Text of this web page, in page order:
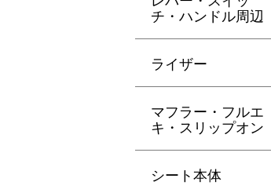
チ・ハンドル周辺
ライザー
マフラー・フルエ
キ・スリップオン
シート本体